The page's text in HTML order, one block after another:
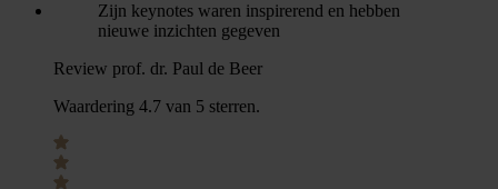
Zijn keynotes waren inspirerend en hebben
nieuwe inzichten gegeven
Review prof. dr. Paul de Beer
Waardering 4.7 van 5 sterren.